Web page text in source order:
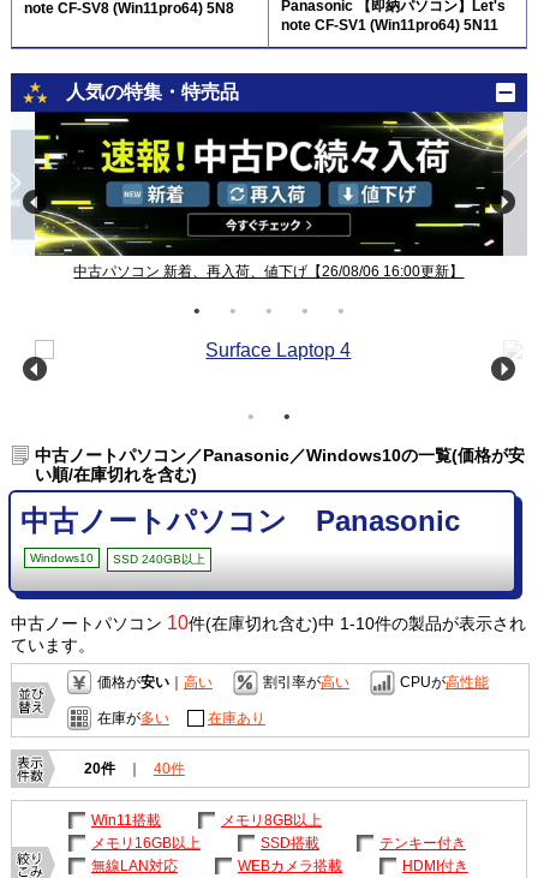
note CF-SV8 (Win11pro64) 5N8
Panasonic 【即納パソコン】Let's
note CF-SV1 (Win11pro64) 5N11
人気の特集・特売品
中古パソコン 新着、再入荷、値下げ【26/08/06 16:00更新】
中古ノートパソコン／Panasonic／Windows10の一覧(価格が安
い順/在庫切れを含む)
中古ノートパソコン Panasonic
Windows10 SSD 240GB以上
中古ノートパソコン 10件(在庫切れ含む)中 1-10件の製品が表示され
ています。
価格が安い｜ 高い 割引率が高い CPUが高性能
在庫が多い 在庫あり
20件 ｜ 40件
Win11搭載
メモリ8GB以上
メモリ16GB以上
SSD搭載
テンキー付き
無線LAN対応
WEBカメラ搭載
HDMI付き